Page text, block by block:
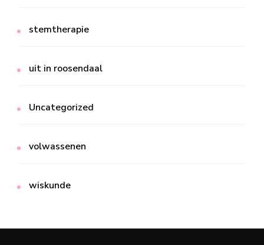
stemtherapie
uit in roosendaal
Uncategorized
volwassenen
wiskunde